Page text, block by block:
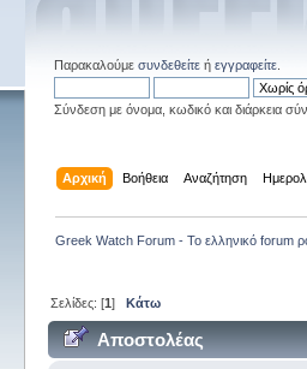
Παρακαλούμε συνδεθείτεή εγγραφείτε.
Σύνδεση με όνομα, κωδικό και διάρκεια
Αρχική Βοήθεια Αναζήτηση
Greek Watch Forum - Το ελληνικό forum
Σελίδες: [1] Κάτω
Αποστολέας